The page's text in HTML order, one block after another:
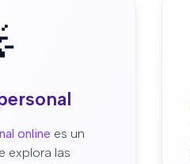
online es un
explora las